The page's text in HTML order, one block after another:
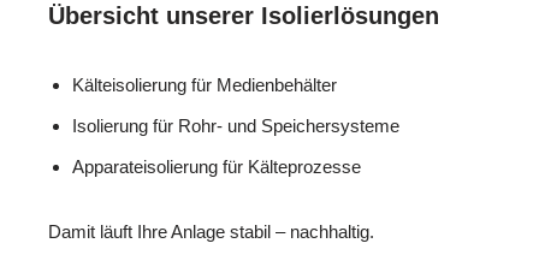
Übersicht unserer Isolierlösungen
Kälteisolierung für Medienbehälter
Isolierung für Rohr- und Speichersysteme
Apparateisolierung für Kälteprozesse
Damit läuft Ihre Anlage stabil – nachhaltig.